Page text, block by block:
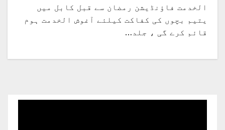
الخدمت فاؤنڈیشن رمضان سے قبل کابل میں
یتیم بچوں کی کفاکت کیلئے آغوش الخدمت ہوم
قائم کرے گی ، جلد…